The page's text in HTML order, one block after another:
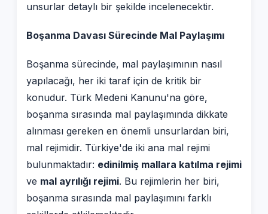
unsurlar detaylı bir şekilde incelenecektir.
Boşanma Davası Sürecinde Mal Paylaşımı
Boşanma sürecinde, mal paylaşımının nasıl
yapılacağı, her iki taraf için de kritik bir
konudur. Türk Medeni Kanunu'na göre,
boşanma sırasında mal paylaşımında dikkate
alınması gereken en önemli unsurlardan biri,
mal rejimidir. Türkiye'de iki ana mal rejimi
bulunmaktadır: edinilmiş mallara katılma rejimi
ve mal ayrılığı rejimi. Bu rejimlerin her biri,
boşanma sırasında mal paylaşımını farklı